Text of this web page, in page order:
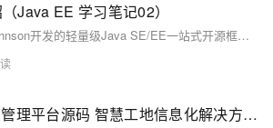
Java EE 学习笔记02）
Spring是一个由Rod Johnson开发的轻量级Java SE/EE一站式开源框架，旨在解决Java EE应用中的多种问题。它采用非侵入式设计，通过IoC和AOP技术简化了Java应用的开发流程，降低了组件间的耦合度，支持事务管理和多种框架的无缝集成，极大提升了开发效率和代码质量。Spring 5引入了响应式编程等新特性，进一步增强了框架的功能性和灵活性。
Java智慧工地信息管理平台源码 智慧工地信息化解决方案SaaS源码 支持二次开发